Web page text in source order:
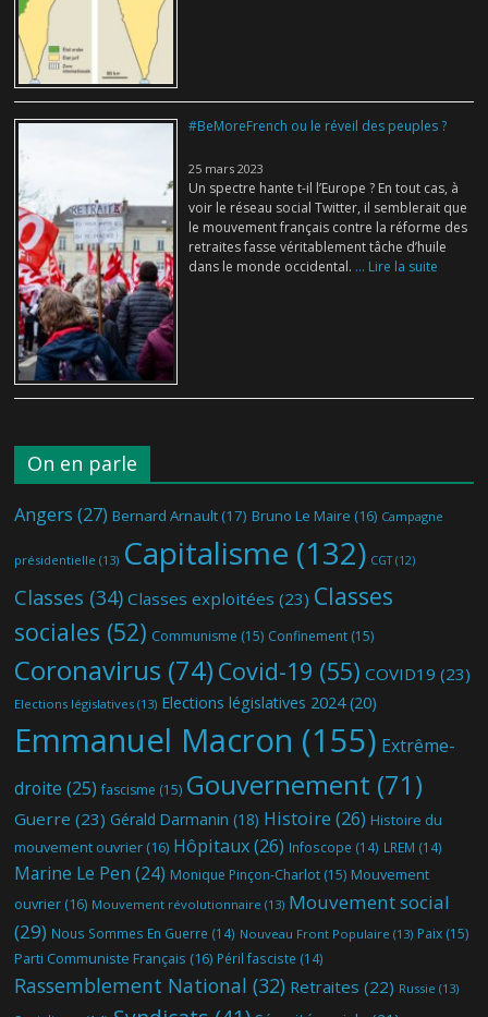
#BeMoreFrench ou le réveil des peuples ?
25 mars 2023
Un spectre hante t-il l’Europe ? En tout cas, à
voir le réseau social Twitter, il semblerait que
le mouvement français contre la réforme des
retraites fasse véritablement tâche d’huile
dans le monde occidental. ... Lire la suite
On en parle
Angers (27) Bernard Arnault (17) Bruno Le Maire (16) Campagne
présidentielle (13) Capitalisme (132) CGT(12)
Classes (34) Classes exploitées (23) Classes
sociales (52) Communisme (15) Confinement (15)
Coronavirus (74) Covid-19 (55) COVID19 (23)
Elections législatives (13) Elections législatives 2024(20)
Emmanuel Macron (155) Extrême-
droite (25) fascisme (15) Gouvernement (71)
Guerre (23) Gérald Darmanin (18) Histoire (26) Histoire du
mouvement ouvrier (16) Hôpitaux(26) Infoscope (14) LREM (14)
Marine Le Pen (24) Monique Pinçon-Charlot (15) Mouvement
ouvrier (16) Mouvement révolutionnaire (13) Mouvement social
(29) Nous Sommes En Guerre (14) Nouveau Front Populaire (13) Paix (15)
Parti Communiste Français (16) Péril fasciste (14)
Rassemblement National (32) Retraites (22) Russie (13)